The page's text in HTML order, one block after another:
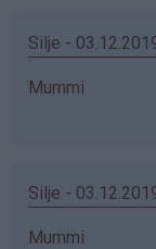
Silje -
Mummi
Silje -
Mummi